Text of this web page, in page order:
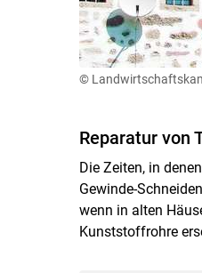
©
Reparatur von
Die Zeiten, in
Gewinde-
wenn in alten
Kunststoffrohre